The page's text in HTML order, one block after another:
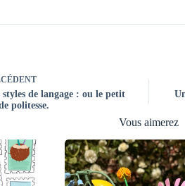
de langage : ou le petit
politesse.
Vous aimerez